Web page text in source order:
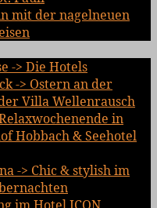
mit der nagelneuen
-> Die Hotels
-> Ostern an der
Villa Wellenrausch
in
Hobbach & Seehotel
-> Chic & stylish im